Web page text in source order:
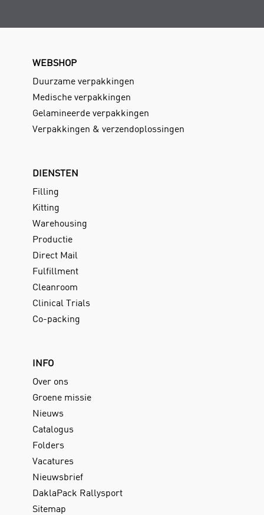
WEBSHOP
Duurzame verpakkingen
Medische verpakkingen
Gelamineerde verpakkingen
Verpakkingen & verzendoplossingen
DIENSTEN
Filling
Kitting
Warehousing
Productie
Direct Mail
Fulfillment
Cleanroom
Clinical Trials
Co-packing
INFO
Over ons
Groene missie
Nieuws
Catalogus
Folders
Vacatures
Nieuwsbrief
DaklaPack Rallysport
Sitemap